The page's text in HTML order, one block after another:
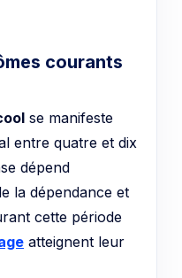
courants
se manifeste
entre quatre et dix
dépend
la dépendance et
cette période
atteignent leur